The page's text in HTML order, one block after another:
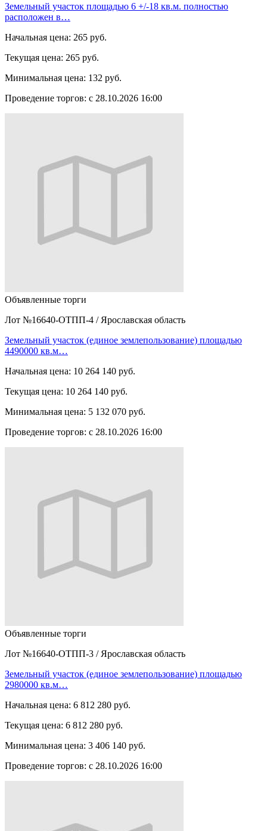
Земельный участок площадью 6 +/-18 кв.м. полностью
расположен в…
Начальная цена: 265 руб.
Текущая цена: 265 руб.
Минимальная цена: 132 руб.
Проведение торгов: с 28.10.2026 16:00
Объявленные торги
Лот №16640-ОТПП-4 / Ярославская область
Земельный участок (единое землепользование) площадью
4490000 кв.м…
Начальная цена: 10 264 140 руб.
Текущая цена: 10 264 140 руб.
Минимальная цена: 5 132 070 руб.
Проведение торгов: с 28.10.2026 16:00
Объявленные торги
Лот №16640-ОТПП-3 / Ярославская область
Земельный участок (единое землепользование) площадью
2980000 кв.м…
Начальная цена: 6 812 280 руб.
Текущая цена: 6 812 280 руб.
Минимальная цена: 3 406 140 руб.
Проведение торгов: с 28.10.2026 16:00